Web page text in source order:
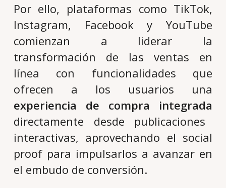
Por ello, plataformas como TikTok,
Instagram, Facebook y YouTube
comienzan a liderar la
transformación de las ventas en
línea con funcionalidades que
ofrecen a los usuarios una
experiencia de compra integrada
directamente desde publicaciones
interactivas, aprovechando el social
proof para impulsarlos a avanzar en
el embudo de conversión.